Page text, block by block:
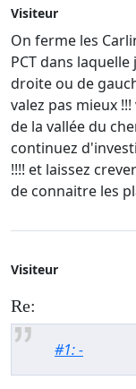
Visiteur
On ferme les
PCT dans
droite ou de
valez pas mieux
de la vallée du
continuez
!!!! et laissez
de connaitre les
Visiteur
Re:
#1: -